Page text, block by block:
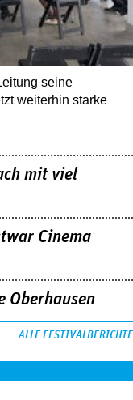
seine
weiterhin starke
mit viel
Cinema
Oberhausen
ALLE FESTIVALBERICHTE